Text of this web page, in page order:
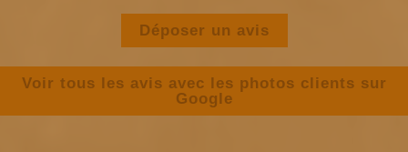
Déposer un avis
Voir tous les avis avec les photos clients sur
Google